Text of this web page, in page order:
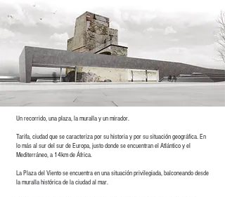
Un recorrido, una plaza, la muralla y un mirador.
Tarifa, ciudad que se caracteriza por su historia y por su situación geográfica. En
lo más al sur del sur de Europa, justo donde se encuentran el Atlántico y el
Mediterráneo, a 14km de África.
La Plaza del Viento se encuentra en una situación privilegiada, balconeando desde
la muralla histórica de la ciudad al mar.